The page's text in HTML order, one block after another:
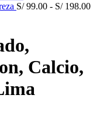
desde
S/99.00 - S/198.00
Calcio,